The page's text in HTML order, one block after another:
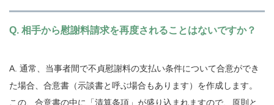
Q. 相手から慰謝料請求を再度されることはないですか？
A. 通常、当事者間で不貞慰謝料の支払い条件について合意ができ
た場合、合意書（示談書と呼ぶ場合もあります）を作成します。
この、合意書の中に「清算条項」が盛り込まれますので、原則と